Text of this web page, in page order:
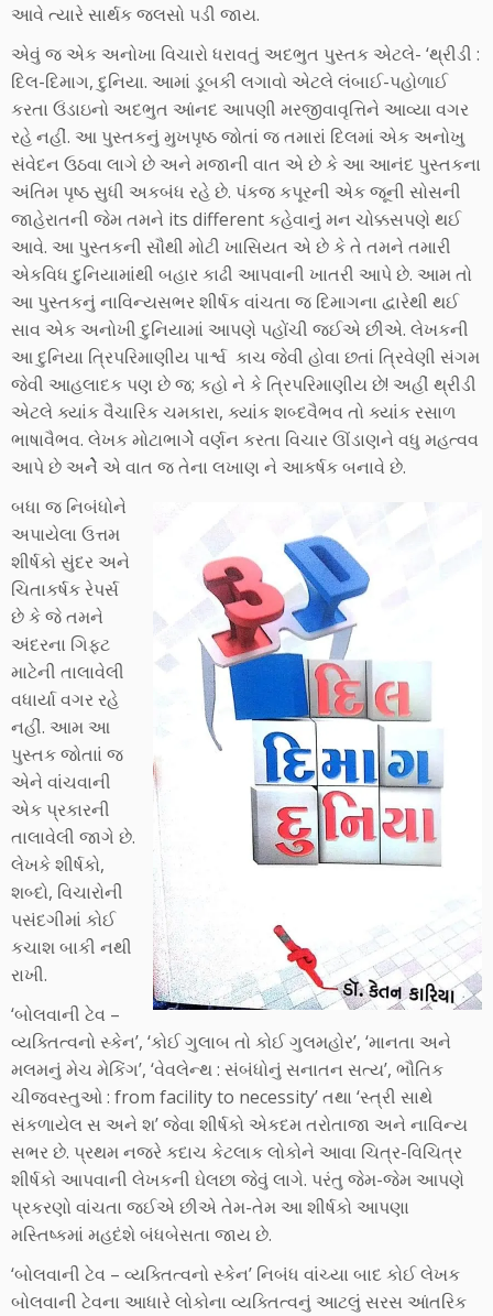
આવે ત્યારે સાર્થક જલસો પડી જાય.
એવું જ એક અનોખા વિચારો ધરાવતું અદભુત પુસ્તક એટલે- ‘થ્રીડી :
દિલ-દિમાગ, દુનિયા. આમાં ડૂબકી લગાવો એટલે લંબાઈ-પહોળાઈ
કરતા ઉંડાઇનો અદભુત આંનદ આપણી મરજીવાવૃત્તિને આવ્યા વગર
રહે નહીં. આ પુસ્તકનું મુખપૃષ્ઠ જોતાં જ તમારાં દિલમાં એક અનોખુ
સંવેદન ઉઠવા લાગે છે અને મજાની વાત એ છે કે આ આનંદ પુસ્તકના
અંતિમ પૃષ્ઠ સુધી અકબંધ રહે છે. પંકજ કપૂરની એક જૂની સોસની
જાહેરાતની જેમ તમને its different કહેવાનુંં મન ચોક્કસપણે થઈ
આવે. આ પુસ્તકની સૌથી મોટી ખાસિયત એ છે કે તે તમને તમારી
એકવિધ દુનિયામાંથી બહાર કાઢી આપવાની ખાતરી આપે છે. આમ તો
આ પુસ્તકનું નાવિન્યસભર શીર્ષક વાંચતા જ દિમાગના દ્વારેથી થઈ
સાવ એક અનોખી દુનિયામાં આપણે પહોંચી જઈએ છીએ. લેખકની
આ દુનિયા ત્રિપરિમાણીય પાર્શ્વ કાચ જેવી હોવા છતાં ત્રિવેણી સંગમ
જેવી આહલાદક પણ છે જ; કહો ને કે ત્રિપરિમાણીય છે! અહીં થ્રીડી
એટલે ક્યાંક વૈચારિક ચમકારા, ક્યાંક શબ્દવૈભવ તો ક્યાંક રસાળ
ભાષાવૈભવ. લેખક મોટાભાગેેે વર્ણન કરતા વિચાર ઊંડાણને વધુ મહત્વવ
આપે છે અનેેેેેે એ વાત જ તેના લખાણ ને આકર્ષક બનાવે છે.
બધા જ નિબંધોને
અપાયેલા ઉત્તમ
શીર્ષકો સુંદર અને
ચિતાકર્ષક રેપર્સ
છે કે જે તમને
અંદરના ગિફ્ટ
માટેની તાલાવેલી
વધાર્યા વગર રહે
નહીં. આમ આ
પુસ્તક જોતાાં જ
એને વાંચવાની
એક પ્રકારની
તાલાવેલી જાગે છે.
લેખકે શીર્ષકો,
શબ્દો, વિચારોની
પસંદગીમાં કોઈ
કચાશ બાકી નથી
રાખી.
‘બોલવાની ટેવ –
વ્યક્તિત્વનો સ્કેન’, ‘કોઈ ગુલાબ તો કોઈ ગુલમહોર’, ‘માનતા અને
મલમનું મેચ મેકિંગ’, ‘વેવલેન્થ : સંબંધોનું સનાતન સત્ય’, ભૌતિક
ચીજવસ્તુઓ : from facility to necessity’ તથા ‘સ્ત્રી સાથે
સંકળાયેલ સ અને શ’ જેવા શીર્ષકો એકદમ તરોતાજા અને નાવિન્ય
સભર છે. પ્રથમ નજરે કદાચ કેટલાક લોકોને આવા ચિત્ર-વિચિત્ર
શીર્ષકો આપવાની લેખકની ઘેલછા જેવું લાગે. પરંતુ જેમ-જેમ આપણે
પ્રકરણો વાંચતા જઈએ છીએ તેમ-તેમ આ શીર્ષકો આપણા
મસ્તિષ્કમાં મહદંશે બંધબેસતા જાય છે.
‘બોલવાની ટેવ – વ્યક્તિત્વનો સ્કેન’ નિબંધ વાંચ્યા બાદ કોઈ લેખક
બોલવાની ટેવના આધારે લોકોના વ્યક્તિત્વનું આટલું સરસ આંતરિક